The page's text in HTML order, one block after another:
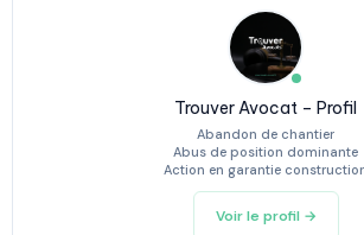
Trouver Avocat – Profil
Abandon de chantier
Abus de position dominante
Action en garantie
Voir le profil →